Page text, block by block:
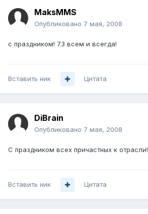
MaksMMS
Опубликовано 7 мая, 2008
с праздником! 73 всем и всегда!
Вставить ник Цитата
DiBrain
Опубликовано 7 мая, 2008
С праздником всех причастных к отрасли!
Вставить ник Цитата